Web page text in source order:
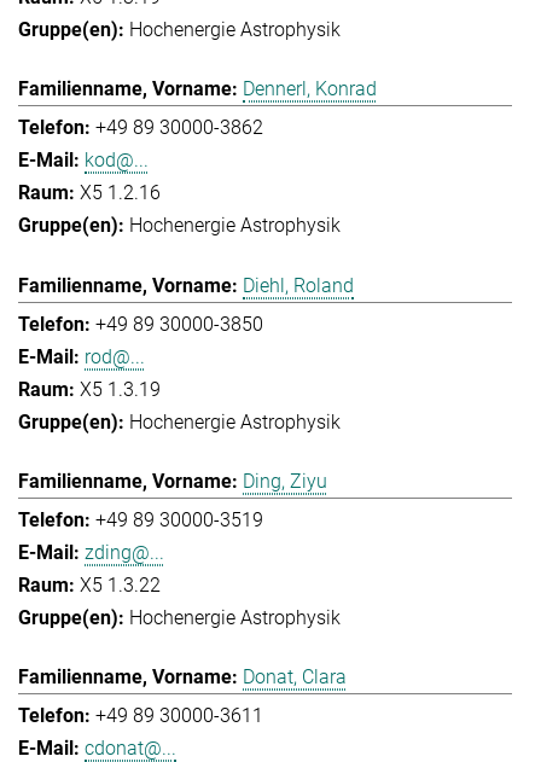
Hochenergie Astrophysik
Dennerl, Konrad
+49 89 30000-3862
kod@...
X5 1.2.16
Hochenergie Astrophysik
Diehl, Roland
+49 89 30000-3850
rod@...
X5 1.3.19
Hochenergie Astrophysik
Ding, Ziyu
+49 89 30000-3519
zding@...
X5 1.3.22
Hochenergie Astrophysik
Donat, Clara
+49 89 30000-3611
cdonat@...